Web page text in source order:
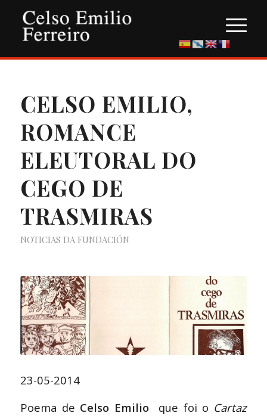
CELSO EMILIO,
ROMANCE
ELEUTORAL DO
CEGO DE
TRASMIRAS
NOTICIAS DA FUNDACIÓN
23-05-2014
Poema de Celso Emilioque foi o Cartaz